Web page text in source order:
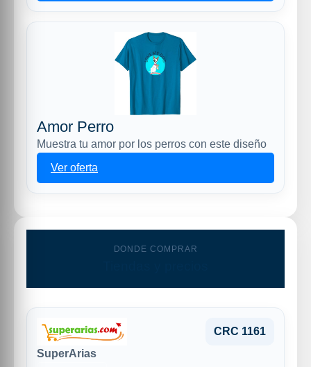
Amor Perro
Muestra tu amor por los perros con este diseño
Ver oferta
DONDE COMPRAR
CRC 1161
SuperArias